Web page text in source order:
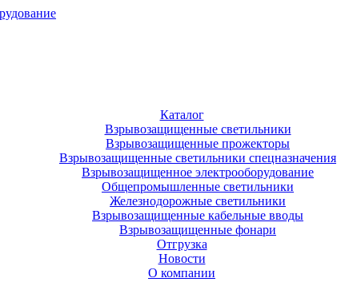
Каталог
Взрывозащищенные светильники
Взрывозащищенные прожекторы
Взрывозащищенные светильники спецназначения
Взрывозащищенное электрооборудование
Общепромышленные светильники
Железнодорожные светильники
Взрывозащищенные кабельные вводы
Взрывозащищенные фонари
Отгрузка
Новости
О компании